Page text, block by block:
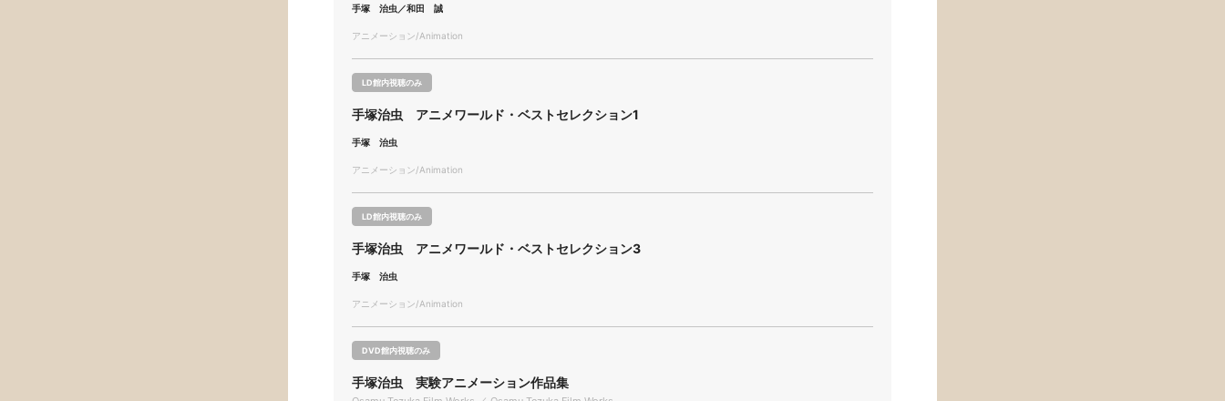
手塚 治虫／和田 誠
アニメーション/Animation
LD館内視聴のみ
手塚治虫 アニメワールド・ベストセレクション1
手塚 治虫
アニメーション/Animation
LD館内視聴のみ
手塚治虫 アニメワールド・ベストセレクション3
手塚 治虫
アニメーション/Animation
DVD館内視聴のみ
手塚治虫 実験アニメーション作品集